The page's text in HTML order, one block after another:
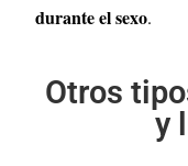
durante el sexo.
Otros
y